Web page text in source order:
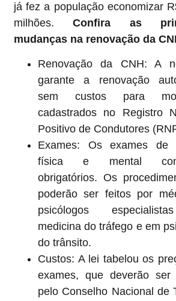
já fez a população economizar
milhões.Confira as
mudanças na renovação da
Renovação da CNH: A
garante a renovação
sem custos para
cadastrados no Registro
Positivo de Condutores
Exames: Os exames de
física e mental
obrigatórios. Os
poderão ser feitos por
psicólogos
medicina do tráfego e em
do trânsito.
Custos: A lei tabelou os
exames, que deverão ser
pelo Conselho Nacional de